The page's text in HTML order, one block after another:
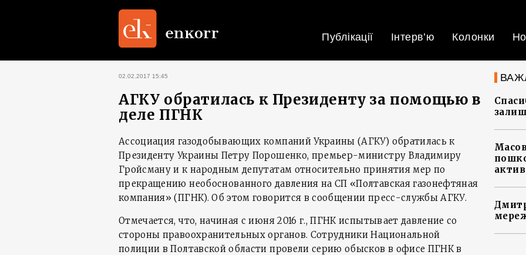
Публікації Інтерв’ю Колонки
02.02.2017 15:45
АГКУ обратилась к Президенту за помощью в
деле ПГНК
Ассоциация газодобывающих компаний Украины (АГКУ) обратилась к
Президенту Украины Петру Порошенко, премьер-министру Владимиру
Гройсману и к народным депутатам относительно принятия мер по
прекращению необоснованного давления на СП «Полтавская газонефтяная
компания» (ПГНК). Об этом говорится в сообщении пресс-службы АГКУ.
Отмечается, что, начиная с июня 2016 г., ПГНК испытывает давление со
стороны правоохранительных органов. Сотрудники Национальной
полиции в Полтавской области провели серию обысков в офисе ПГНК в